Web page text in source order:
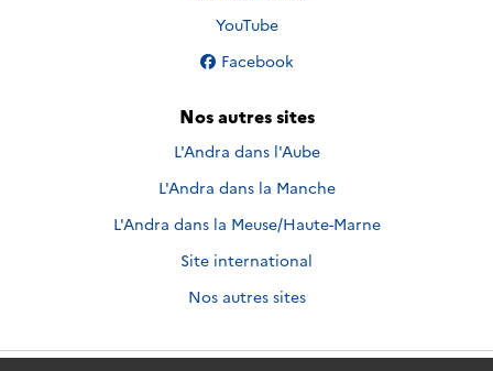
Nous suivre sur
YouTube
Nous suivre sur
Facebook
Nos autres sites
L'Andra dans l'Aube
L'Andra dans la Manche
L'Andra dans la Meuse/Haute-Marne
Site international
Nos autres sites